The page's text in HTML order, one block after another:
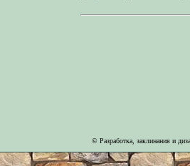
© Разработка, заклинания и